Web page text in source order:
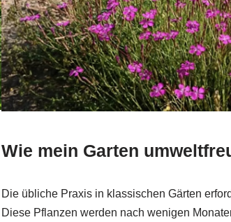
Wie mein Garten
Die übliche Praxis in klassischen Gärten
Diese Pflanzen werden nach wenigen